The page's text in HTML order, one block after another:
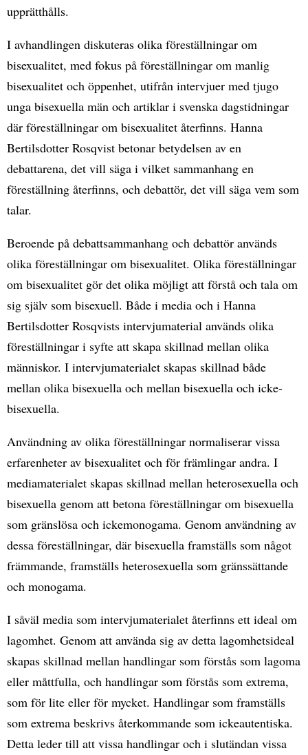
upprätthålls.
I avhandlingen diskuteras olika föreställningar om
bisexualitet, med fokus på föreställningar om manlig
bisexualitet och öppenhet, utifrån intervjuer med tjugo
unga bisexuella män och artiklar i svenska dagstidningar
där föreställningar om bisexualitet återfinns. Hanna
Bertilsdotter Rosqvist betonar betydelsen av en
debattarena, det vill säga i vilket sammanhang en
föreställning återfinns, och debattör, det vill säga vem som
talar.
Beroende på debattsammanhang och debattör används
olika föreställningar om bisexualitet. Olika föreställningar
om bisexualitet gör det olika möjligt att förstå och tala om
sig själv som bisexuell. Både i media och i Hanna
Bertilsdotter Rosqvists intervjumaterial används olika
föreställningar i syfte att skapa skillnad mellan olika
människor. I intervjumaterialet skapas skillnad både
mellan olika bisexuella och mellan bisexuella och icke-
bisexuella.
Användning av olika föreställningar normaliserar vissa
erfarenheter av bisexualitet och för främlingar andra. I
mediamaterialet skapas skillnad mellan heterosexuella och
bisexuella genom att betona föreställningar om bisexuella
som gränslösa och ickemonogama. Genom användning av
dessa föreställningar, där bisexuella framställs som något
främmande, framställs heterosexuella som gränssättande
och monogama.
I såväl media som intervjumaterialet återfinns ett ideal om
lagomhet. Genom att använda sig av detta lagomhetsideal
skapas skillnad mellan handlingar som förstås som lagoma
eller måttfulla, och handlingar som förstås som extrema,
som för lite eller för mycket. Handlingar som framställs
som extrema beskrivs återkommande som ickeautentiska.
Detta leder till att vissa handlingar och i slutändan vissa